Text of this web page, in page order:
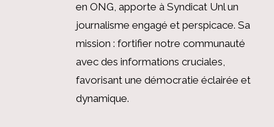
en ONG, apporte à Syndicat Unl un
journalisme engagé et perspicace. Sa
mission : fortifier notre communauté
avec des informations cruciales,
favorisant une démocratie éclairée et
dynamique.